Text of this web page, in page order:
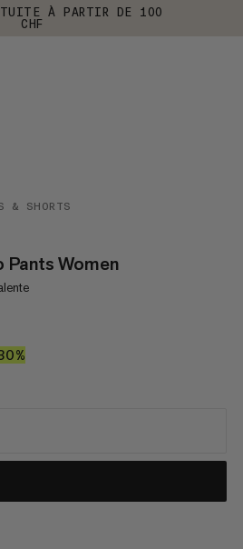
À PARTIR DE 100
CHF
& SHORTS
Pants Women
400